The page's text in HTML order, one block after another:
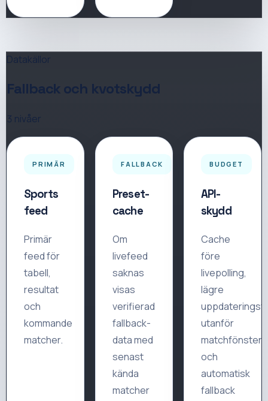
Datakällor
Fallback och kvotskydd
3 nivåer
PRIMÄR
Sports
feed
Primär
feed för
tabell,
resultat
och
kommande
matcher.
FALLBACK
Preset-
cache
Om
livefeed
saknas
visas
verifierad
fallback-
data med
senast
kända
matcher
BUDGET
API-
skydd
Cache
före
livepolling,
lägre
utanför
matchfönster
och
automatisk
fallback